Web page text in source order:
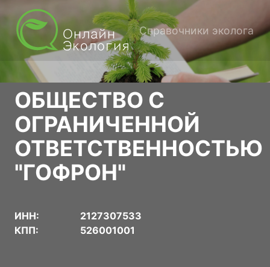
Справочники эколога
ОБЩЕСТВО С
ОГРАНИЧЕННОЙ
ОТВЕТСТВЕННОСТЬЮ
"ГОФРОН"
ИНН:
2127307533
КПП:
526001001